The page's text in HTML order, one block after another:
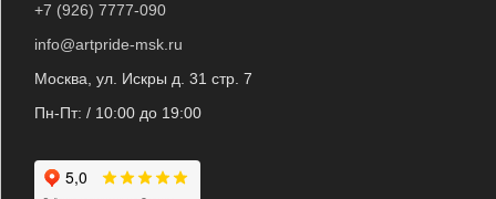
+7 (926) 7777-090
info@artpride-msk.ru
Москва, ул. Искры д. 31 стр. 7
Пн-Пт: / 10:00 до 19:00